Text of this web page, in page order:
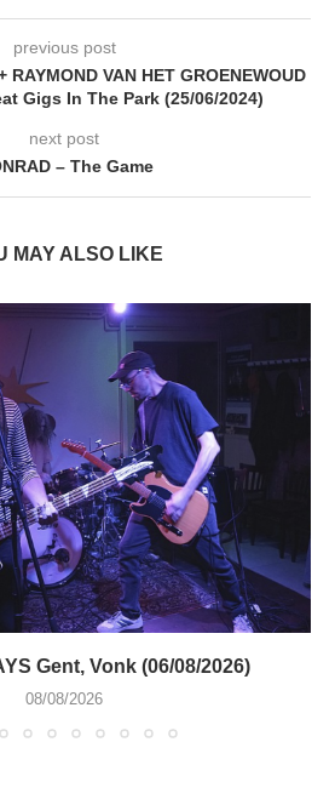
previous post
RAYMOND VAN HET GROENEWOUD
Gigs In The Park (25/06/2024)
next post
– The Game
MAY ALSO LIKE
Gent, Vonk (06/08/2026)
08/08/2026